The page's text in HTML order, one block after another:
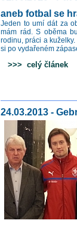
aneb fotbal se
Jeden to umí dát za
mám rád. S oběma
rodinu, práci a
si po vydařeném
>>> celý článek
24.03.2013 -